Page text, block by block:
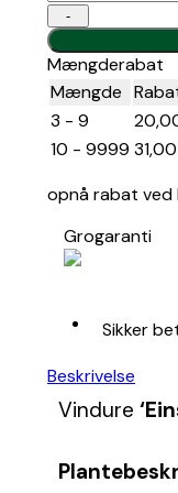
Økologisk værdi:
Anvendelse:
seedless’
-
Mængderabat
Mængde
3 - 9
10 - 9999 31,00
opnå rabat ved
Grogaranti
Sikker
Beskrivelse
Vindure